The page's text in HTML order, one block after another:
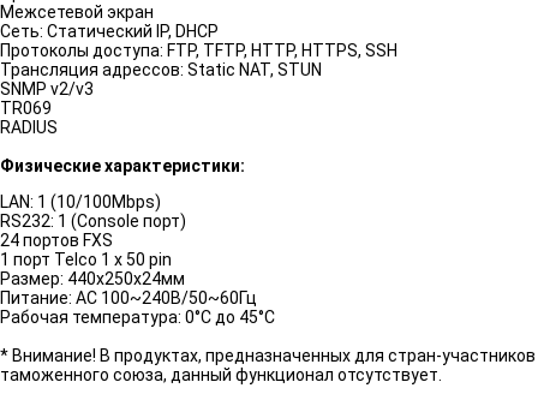
Межсетевой экран
Сеть: Статический IP, DHCP
Протоколы доступа: FTP, TFTP, HTTP, HTTPS, SSH
Трансляция адресcов: Static NAT, STUN
SNMP v2/v3
TR069
RADIUS
Физические характеристики:
LAN: 1 (10/100Mbps)
RS232: 1 (Console порт)
24 портов FXS
1 порт Telco 1 x 50 pin
Размер: 440х250x24мм
Питание: AC 100~240В/50~60Гц
Рабочая температура: 0°C до 45°C
* Внимание! В продуктах, предназначенных для стран-участников
таможенного союза, данный функционал отсутствует.